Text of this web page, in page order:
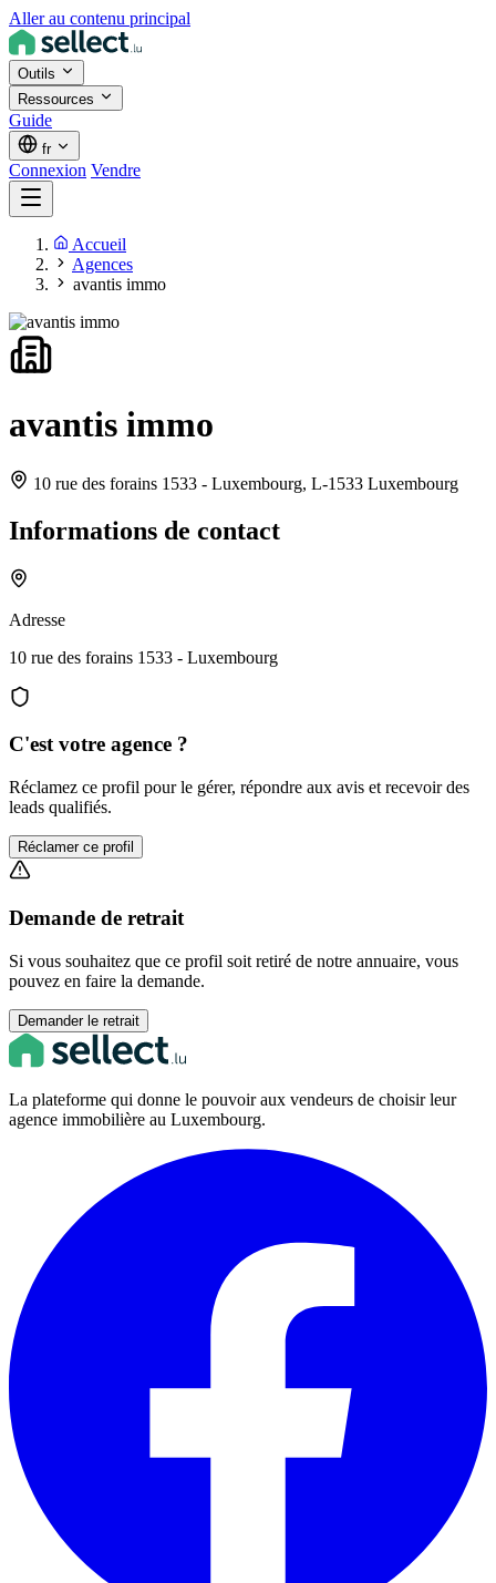
Aller au contenu principal
Outils
Ressources
Guide
fr
Connexion Vendre
Accueil
Agences
avantis immo
avantis immo
10 rue des forains 1533 - Luxembourg, L-1533 Luxembourg
Informations de contact
Adresse
10 rue des forains 1533 - Luxembourg
C'est votre agence ?
Réclamez ce profil pour le gérer, répondre aux avis et recevoir des
leads qualifiés.
Réclamer ce profil
Demande de retrait
Si vous souhaitez que ce profil soit retiré de notre annuaire, vous
pouvez en faire la demande.
Demander le retrait
La plateforme qui donne le pouvoir aux vendeurs de choisir leur
agence immobilière au Luxembourg.